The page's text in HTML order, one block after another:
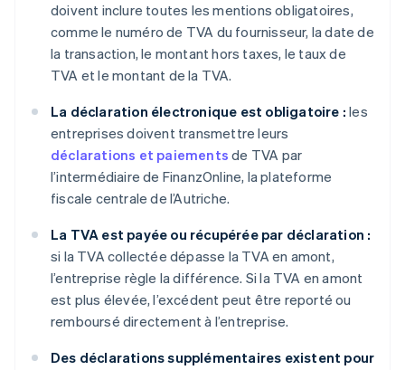
doivent inclure toutes les mentions obligatoires,
comme le numéro de TVA du fournisseur, la date de
la transaction, le montant hors taxes, le taux de
TVA et le montant de la TVA.
La déclaration électronique est obligatoire : les
entreprises doivent transmettre leurs
déclarations et paiements de TVA par
l’intermédiaire de FinanzOnline, la plateforme
fiscale centrale de l’Autriche.
La TVA est payée ou récupérée par déclaration :
si la TVA collectée dépasse la TVA en amont,
l’entreprise règle la différence. Si la TVA en amont
est plus élevée, l’excédent peut être reporté ou
remboursé directement à l’entreprise.
Des déclarations supplémentaires existent pour